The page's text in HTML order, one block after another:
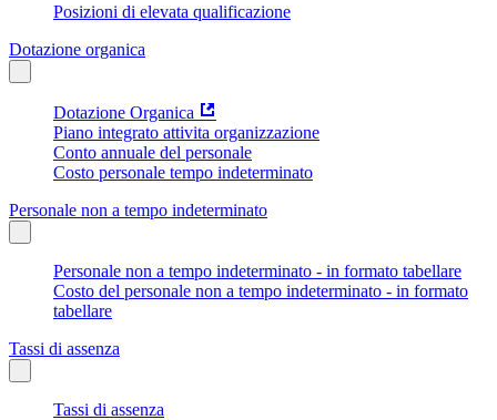
Posizioni di elevata qualificazione
Dotazione organica
Dotazione Organica
Piano integrato attivita organizzazione
Conto annuale del personale
Costo personale tempo indeterminato
Personale non a tempo indeterminato
Personale non a tempo indeterminato - in formato tabellare
Costo del personale non a tempo indeterminato - in formato
tabellare
Tassi di assenza
Tassi di assenza